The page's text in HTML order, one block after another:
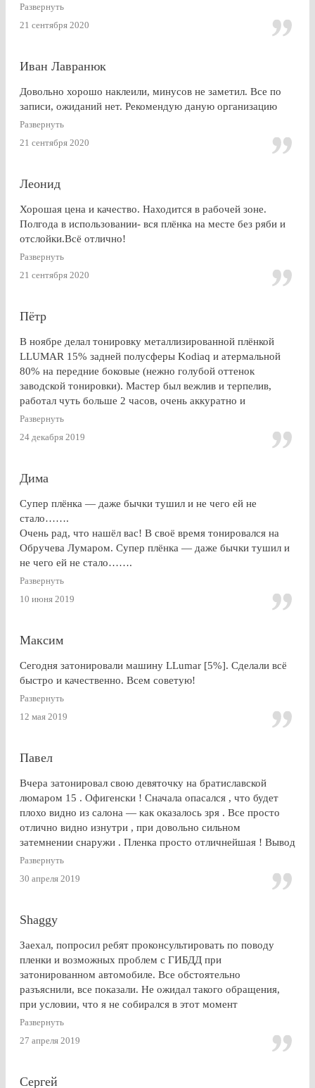
Развернуть
21 сентября 2020
Иван Лавранюк
Довольно хорошо наклеили, минусов не заметил. Все по
записи, ожиданий нет. Рекомендую даную организацию
Развернуть
21 сентября 2020
Леонид
Хорошая цена и качество. Находится в рабочей зоне.
Полгода в использовании- вся плёнка на месте без ряби и
отслойки.Всё отлично!
Развернуть
21 сентября 2020
Пётр
В ноябре делал тонировку металлизированной плёнкой
LLUMAR 15% задней полусферы Kodiaq и атермальной
80% на передние боковые (нежно голубой оттенок
заводской тонировки). Мастер был вежлив и терпелив,
работал чуть больше 2 часов, очень аккуратно и
профессионально. Результат на 5+ ! Особенно приятно
получить гарантию на работу и плёнку. Отдельное спасибо
за консультацию, как до работ, так по их завершении!
Развернуть
24 декабря 2019
Дима
Супер плёнка — даже бычки тушил и не чего ей не
стало…….
Очень рад, что нашёл вас! В своё время тонировался на
Обручева Лумаром. Супер плёнка — даже бычки тушил и
не чего ей не стало…….
Развернуть
10 июня 2019
Максим
Сегодня затонировали машину LLumar [5%]. Сделали всё
быстро и качественно. Всем советую!
Развернуть
12 мая 2019
Павел
Вчера затонировал свою девяточку на братиславской
люмаром 15 . Офигенски ! Сначала опасался , что будет
плохо видно из салона — как оказалось зря . Все просто
отлично видно изнутри , при довольно сильном
затемнении снаружи . Пленка просто отличнейшая ! Вывод
: Очень доволен . Буду советовать эту контору друзьям и
Развернуть
30 апреля 2019
Shaggy
Заехал, попросил ребят проконсультировать по поводу
пленки и возможных проблем с ГИБДД при
затонированном автомобиле. Все обстоятельно
разъяснили, все показали. Не ожидал такого обращения,
при условии, что я не собирался в этот момент
тонироваться. для сравнения заехал на Оставшковское
дешевле. в очередной раз убедился (хорошо, что не на
решил, что буду тонироваться
Развернуть
27 апреля 2019
Сергей